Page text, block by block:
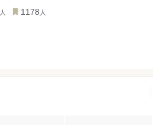
人 1178 人